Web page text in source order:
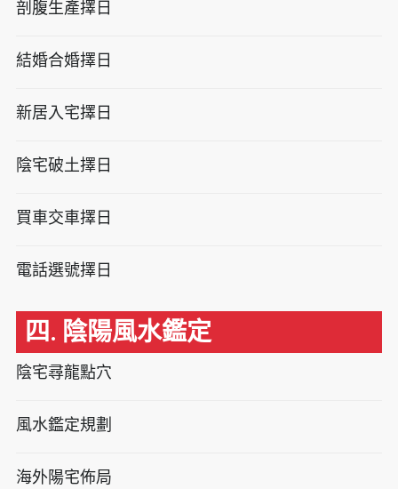
剖腹生產擇日
結婚合婚擇日
新居入宅擇日
陰宅破土擇日
買車交車擇日
電話選號擇日
四. 陰陽風水鑑定
陰宅尋龍點穴
風水鑑定規劃
海外陽宅佈局